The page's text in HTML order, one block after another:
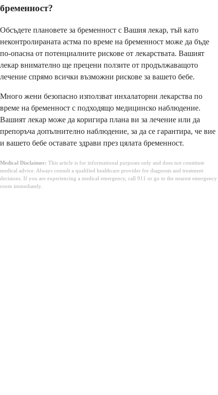
бременност?
Обсъдете плановете за бременност с Вашия лекар, тъй като
неконтролираната астма по време на бременност може да бъде
по-опасна от потенциалните рискове от лекарствата. Вашият
лекар внимателно ще прецени ползите от продължаващото
лечение спрямо всички възможни рискове за вашето бебе.
Много жени безопасно използват инхалаторни лекарства по
време на бременност с подходящо медицинско наблюдение.
Вашият лекар може да коригира плана ви за лечение или да
препоръча допълнително наблюдение, за да се гарантира, че вие
и вашето бебе оставате здрави през цялата бременност.
Medical Disclaimer: This article is for informational purposes only and does not constitute
medical advice. Always consult a qualified healthcare provider for diagnosis and treatment
decisions. If you are experiencing a medical emergency, call 911 or go to the nearest emergency
room immediately.